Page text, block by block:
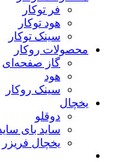
فر توکار
هود توکار
سینک توکار
محصولات روکار
گاز صفحه‌ای
هود
سینک روکار
یخچال
دوقلو
ساید بای
یخچال فریزر